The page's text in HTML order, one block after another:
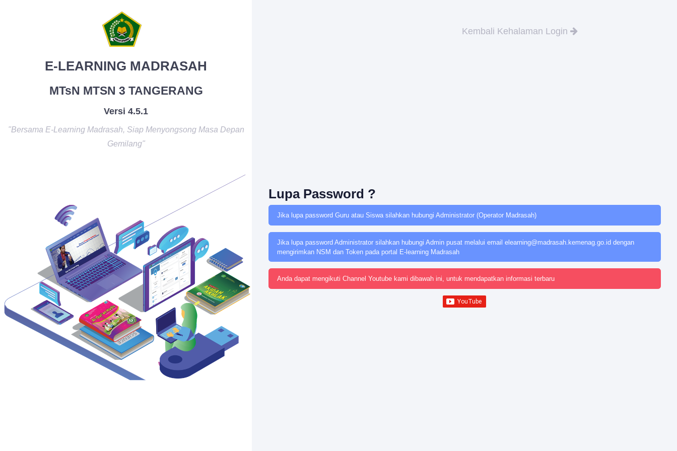
E-LEARNING MADRASAH
MTsN MTSN 3 TANGERANG
Versi 4.5.1
"Bersama E-Learning Madrasah, Siap Menyongsong Masa Depan
Gemilang"
Kembali Kehalaman Login
Lupa Password ?
Jika lupa password Guru atau Siswa silahkan hubungi Administrator (Operator Madrasah)
Jika lupa password Administrator silahkan hubungi Admin pusat melalui email elearning@madrasah.kemenag.go.id dengan
mengirimkan NSM dan Token pada portal E-learning Madrasah
Anda dapat mengikuti Channel Youtube kami dibawah ini, untuk mendapatkan informasi terbaru